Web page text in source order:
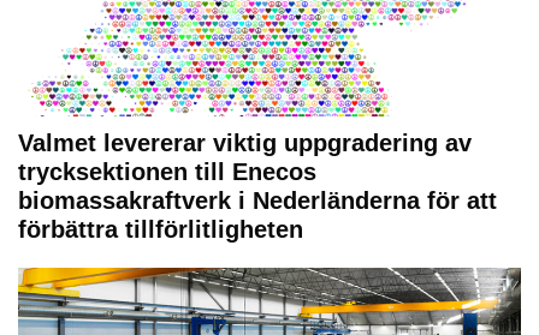
Valmet levererar viktig uppgradering av
trycksektionen till Enecos
biomassakraftverk i Nederländerna för att
förbättra tillförlitligheten